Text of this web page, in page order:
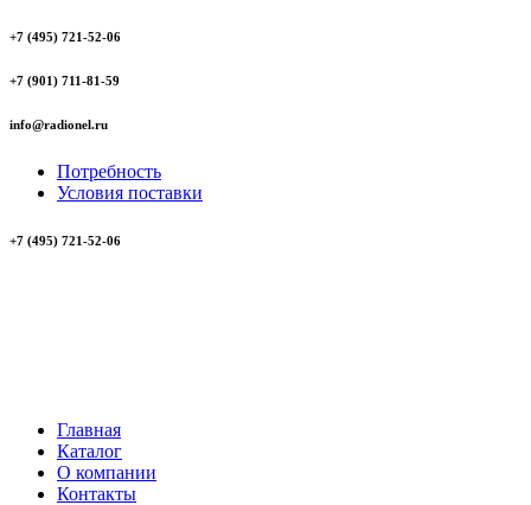
+7 (495) 721-52-06
+7 (901) 711-81-59
info@radionel.ru
Потребность
Условия поставки
+7 (495) 721-52-06
Главная
Каталог
О компании
Контакты